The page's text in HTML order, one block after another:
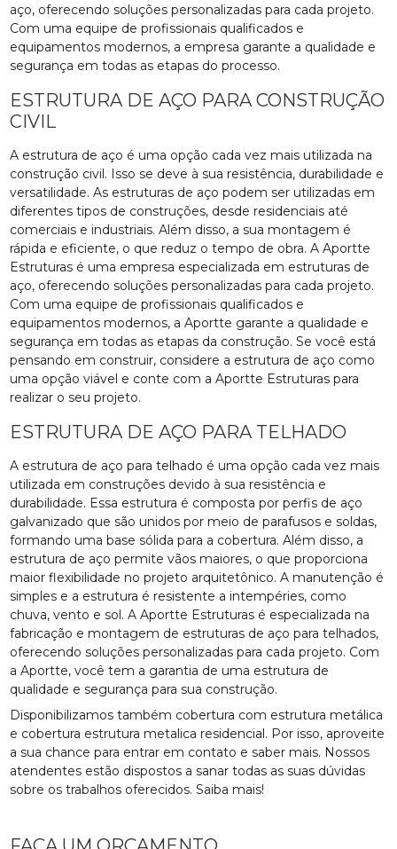
aço, oferecendo soluções personalizadas para cada projeto.
Com uma equipe de profissionais qualificados e
equipamentos modernos, a empresa garante a qualidade e
segurança em todas as etapas do processo.
ESTRUTURA DE AÇO PARA CONSTRUÇÃO
CIVIL
A estrutura de aço é uma opção cada vez mais utilizada na
construção civil. Isso se deve à sua resistência, durabilidade e
versatilidade. As estruturas de aço podem ser utilizadas em
diferentes tipos de construções, desde residenciais até
comerciais e industriais. Além disso, a sua montagem é
rápida e eficiente, o que reduz o tempo de obra. A Aportte
Estruturas é uma empresa especializada em estruturas de
aço, oferecendo soluções personalizadas para cada projeto.
Com uma equipe de profissionais qualificados e
equipamentos modernos, a Aportte garante a qualidade e
segurança em todas as etapas da construção. Se você está
pensando em construir, considere a estrutura de aço como
uma opção viável e conte com a Aportte Estruturas para
realizar o seu projeto.
ESTRUTURA DE AÇO PARA TELHADO
A estrutura de aço para telhado é uma opção cada vez mais
utilizada em construções devido à sua resistência e
durabilidade. Essa estrutura é composta por perfis de aço
galvanizado que são unidos por meio de parafusos e soldas,
formando uma base sólida para a cobertura. Além disso, a
estrutura de aço permite vãos maiores, o que proporciona
maior flexibilidade no projeto arquitetônico. A manutenção é
simples e a estrutura é resistente a intempéries, como
chuva, vento e sol. A Aportte Estruturas é especializada na
fabricação e montagem de estruturas de aço para telhados,
oferecendo soluções personalizadas para cada projeto. Com
a Aportte, você tem a garantia de uma estrutura de
qualidade e segurança para sua construção.
Disponibilizamos também cobertura com estrutura metálica
e cobertura estrutura metalica residencial. Por isso, aproveite
a sua chance para entrar em contato e saber mais. Nossos
atendentes estão dispostos a sanar todas as suas dúvidas
sobre os trabalhos oferecidos. Saiba mais!